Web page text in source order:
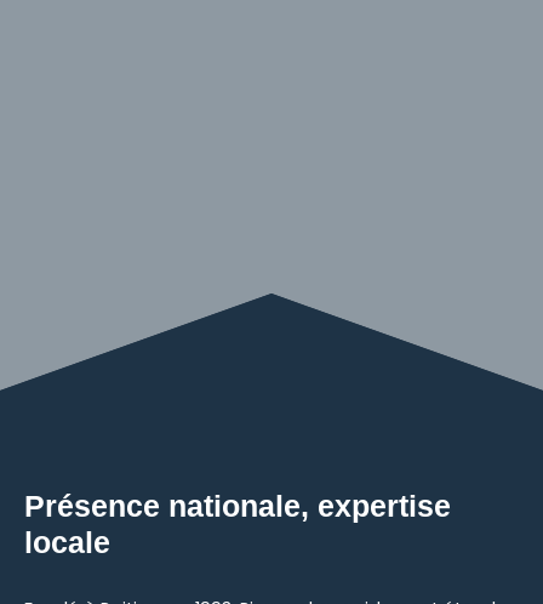
Présence nationale, expertise
locale